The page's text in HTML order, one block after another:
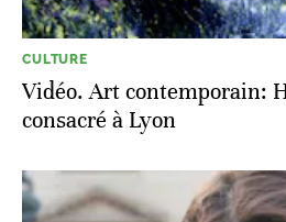
CULTURE
Vidéo. Art contemporain:
consacré à Lyon